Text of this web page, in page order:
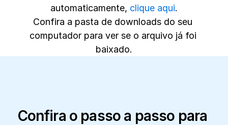
automaticamente, clique aqui.
‍Confira a pasta de downloads do seu
computador para ver se o arquivo já foi
baixado.
Confira o passo a passo para